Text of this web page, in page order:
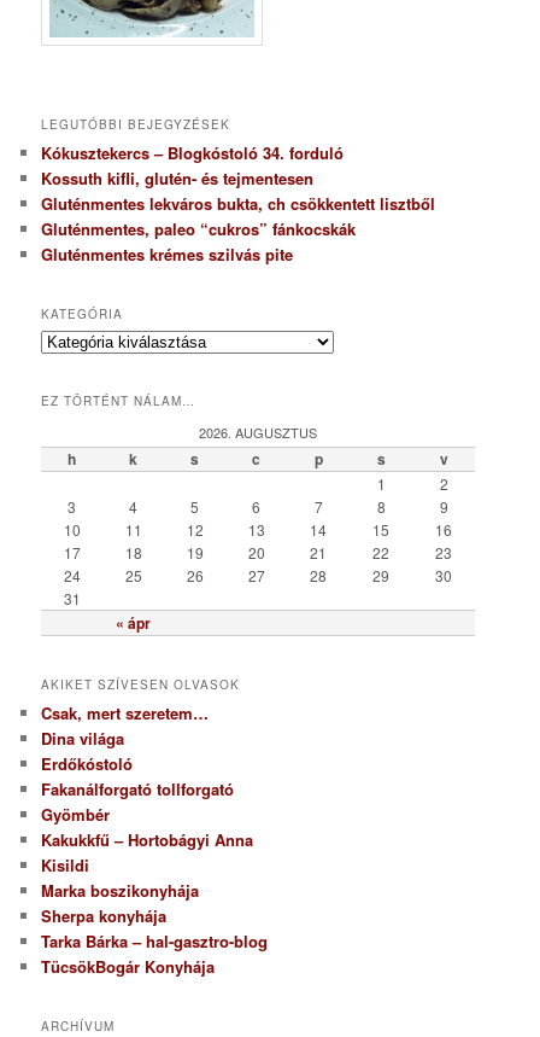
LEGUTÓBBI BEJEGYZÉSEK
Kókusztekercs – Blogkóstoló 34. forduló
Kossuth kifli, glutén- és tejmentesen
Gluténmentes lekváros bukta, ch csökkentett lisztből
Gluténmentes, paleo “cukros” fánkocskák
Gluténmentes krémes szilvás pite
KATEGÓRIA
K
e
r
EZ TÖRTÉNT NÁLAM…
2026. AUGUSZTUS
h k s c p s v
« ápr
1
2
3
4 5 6 7 8
9
10
11 12 13 14 15
16
17
18 19 20 21 22
23
24
25 26 27 28 29
30
31
AKIKET SZÍVESEN OLVASOK
Csak, mert szeretem…
Dina világa
Erdőkóstoló
Fakanálforgató tollforgató
Gyömbér
Kakukkfű – Hortobágyi Anna
Kisildi
Marka boszikonyhája
Sherpa konyhája
Tarka Bárka – hal-gasztro-blog
TücsökBogár Konyhája
ARCHÍVUM